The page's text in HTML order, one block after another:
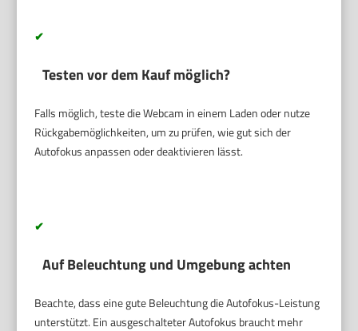
✔
Testen vor dem Kauf möglich?
Falls möglich, teste die Webcam in einem Laden oder nutze
Rückgabemöglichkeiten, um zu prüfen, wie gut sich der
Autofokus anpassen oder deaktivieren lässt.
✔
Auf Beleuchtung und Umgebung achten
Beachte, dass eine gute Beleuchtung die Autofokus-Leistung
unterstützt. Ein ausgeschalteter Autofokus braucht mehr